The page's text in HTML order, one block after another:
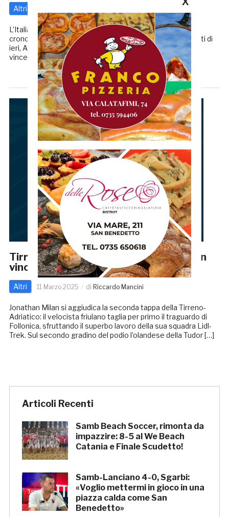
Altri
L’Italia fa tre su tre. Dopo i successi di Filippo Ganna nella
crono inaugurale e Jonathan Milan nella tappa per velocisti di
ieri, Andrea Vendrame della Decathlon AG2R La Mondiale
vince in volata la terza […]
Tirreno-Adriatico 2025, 2^ tappa: Milan
vince in volata. Ganna resta leader
Altri 11 Marzo 2025 di Riccardo Mancini
Jonathan Milan si aggiudica la seconda tappa della Tirreno-
Adriatico: il velocista friulano taglia per primo il traguardo di
Follonica, sfruttando il superbo lavoro della sua squadra Lidl-
Trek. Sul secondo gradino del podio l’olandese della Tudor […]
Articoli Recenti
Samb Beach Soccer, rimonta da
impazzire: 8-5 al We Beach
Catania e Finale Scudetto!
Samb-Lanciano 4-0, Sgarbi:
«Voglio mettermi in gioco in una
piazza calda come San
Benedetto»